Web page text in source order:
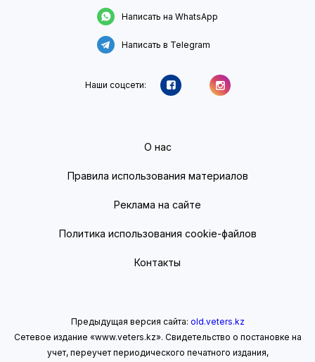
Написать на WhatsApp
Написать в Telegram
Наши соцсети:
О нас
Правила использования материалов
Реклама на сайте
Политика использования cookie-файлов
Контакты
Предыдущая версия сайта: old.veters.kz
Сетевое издание «www.veters.kz». Свидетельство о постановке на
учет, переучет периодического печатного издания,